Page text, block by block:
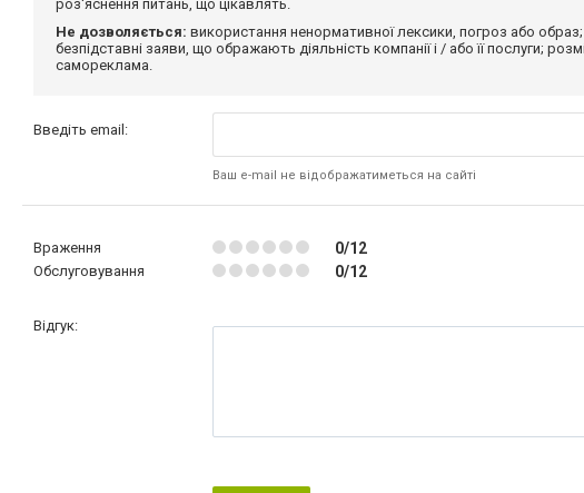
роз'яснення питань, що цікавлять.
Не дозволяється: використання ненормативної лексики, погроз або
безпідставні заяви, що ображають діяльність компанії і / або її послуги;
самореклама.
Введіть email:
Ваш e-mail не відображатиметься на сайті
Враження 0/12
Обслуговування 0/12
Відгук: